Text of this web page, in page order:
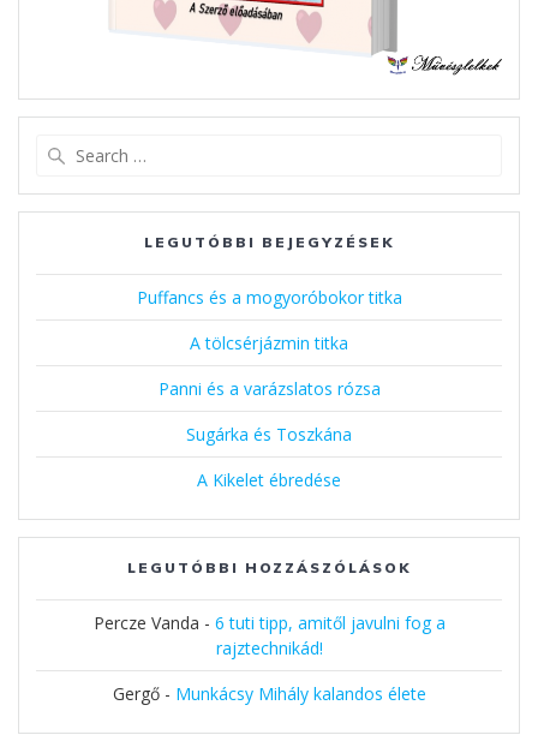
LEGUTÓBBI BEJEGYZÉSEK
Puffancs és a mogyoróbokor titka
A tölcsérjázmin titka
Panni és a varázslatos rózsa
Sugárka és Toszkána
A Kikelet ébredése
LEGUTÓBBI HOZZÁSZÓLÁSOK
Percze Vanda - 6 tuti tipp, amitől javulni fog a
rajztechnikád!
Gergő- Munkácsy Mihály kalandos élete